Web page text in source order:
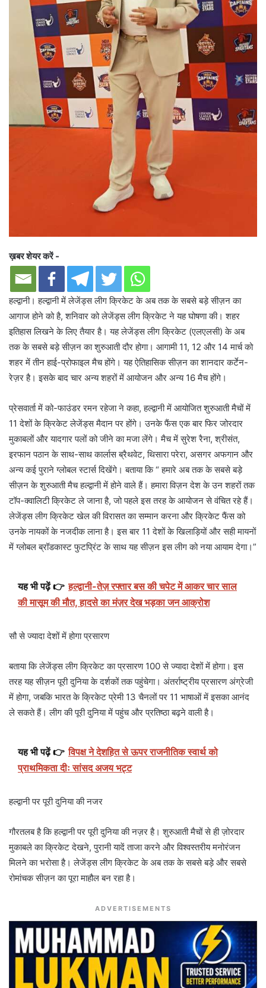
ख़बर शेयर करें -
हल्द्वानी। हल्द्वानी में लेजेंड्स लीग क्रिकेट के अब तक के सबसे बड़े सीज़न का
आगाज होने को है, शनिवार को लेजेंड्स लीग क्रिकेट ने यह घोषणा की। शहर
इतिहास लिखने के लिए तैयार है। यह लेजेंड्स लीग क्रिकेट (एलएलसी) के अब
तक के सबसे बड़े सीज़न का शुरुआती दौर होगा। आगामी 11, 12 और 14 मार्च को
शहर में तीन हाई-प्रोफाइल मैच होंगे। यह ऐतिहासिक सीज़न का शानदार कर्टेन-
रेज़र है। इसके बाद चार अन्य शहरों में आयोजन और अन्य 16 मैच होंगे।
प्रेसवार्ता में को-फाउंडर रमन रहेजा ने कहा, हल्द्वानी में आयोजित शुरुआती मैचों में
11 देशों के क्रिकेट लेजेंड्स मैदान पर होंगे। उनके फैंस एक बार फिर जोरदार
मुकाबलों और यादगार पलों को जीने का मजा लेंगे। मैच में सुरेश रैना, श्रीसंत,
इरफान पठान के साथ-साथ कार्लास ब्रैथवेट, थिसारा परेरा, असगर अफगान और
अन्य कई पुराने ग्लोबल स्टार्स दिखेंगे। बताया कि “ हमारे अब तक के सबसे बड़े
सीज़न के शुरुआती मैच हल्द्वानी में होने वाले हैं। हमारा विज़न देश के उन शहरों तक
टॉप-क्वालिटी क्रिकेट ले जाना है, जो पहले इस तरह के आयोजन से वंचित रहे हैं।
लेजेंड्स लीग क्रिकेट खेल की विरासत का सम्मान करना और क्रिकेट फैंस को
उनके नायकों के नजदीक लाना है। इस बार 11 देशों के खिलाड़ियों और सही मायनों
में ग्लोबल ब्रॉडकास्ट फुटप्रिंट के साथ यह सीज़न इस लीग को नया आयाम देगा।”
यह भी पढ़ें 👉 हल्द्वानी-तेज़ रफ्तार बस की चपेट में आकर चार साल
की मासूम की मौत, हादसे का मंज़र देख भड़का जन आक्रोश
सौ से ज्यादा देशों में होगा प्रसारण
बताया कि लेजेंड्स लीग क्रिकेट का प्रसारण 100 से ज्यादा देशों में होगा। इस
तरह यह सीज़न पूरी दुनिया के दर्शकों तक पहुंचेगा। अंतर्राष्ट्रीय प्रसारण अंग्रेजी
में होगा, जबकि भारत के क्रिकेट प्रेमी 13 चैनलों पर 11 भाषाओं में इसका आनंद
ले सकते हैं। लीग की पूरी दुनिया में पहुंच और प्रतिष्ठा बढ़ने वाली है।
यह भी पढ़ें 👉 विपक्ष ने देशहित से ऊपर राजनीतिक स्वार्थ को
प्राथमिकता दीः सांसद अजय भट्ट
हल्द्वानी पर पूरी दुनिया की नजर
गौरतलब है कि हल्द्वानी पर पूरी दुनिया की नज़र है। शुरुआती मैचों से ही ज़ोरदार
मुकाबले का क्रिकेट देखने, पुरानी यादें ताजा करने और विश्वस्तरीय मनोरंजन
मिलने का भरोसा है। लेजेंड्स लीग क्रिकेट के अब तक के सबसे बड़े और सबसे
रोमांचक सीज़न का पूरा माहौल बन रहा है।
ADVERTISEMENTS